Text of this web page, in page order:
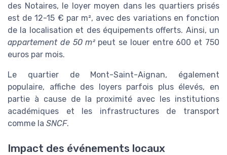
des Notaires, le loyer moyen dans les quartiers prisés
est de 12-15 € par m², avec des variations en fonction
de la localisation et des équipements offerts. Ainsi, un
appartement de 50 m²peut se louer entre 600 et 750
euros par mois.
Le quartier de Mont-Saint-Aignan, également
populaire, affiche des loyers parfois plus élevés, en
partie à cause de la proximité avec les institutions
académiques et les infrastructures de transport
comme la SNCF.
Impact des événements locaux